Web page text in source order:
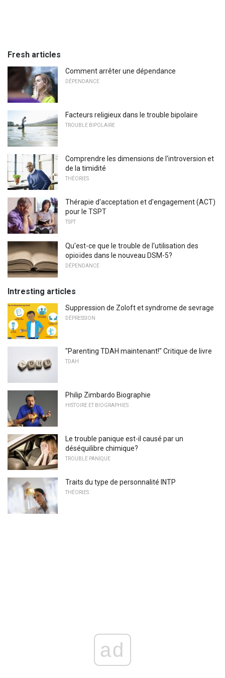
Fresh articles
Comment arrêter une dépendance
DÉPENDANCE
Facteurs religieux dans le trouble bipolaire
TROUBLE BIPOLAIRE
Comprendre les dimensions de l'introversion et
de la timidité
THÉORIES
Thérapie d'acceptation et d'engagement (ACT)
pour le TSPT
TSPT
Qu'est-ce que le trouble de l'utilisation des
opioïdes dans le nouveau DSM-5?
DÉPENDANCE
Intresting articles
Suppression de Zoloft et syndrome de sevrage
DÉPRESSION
"Parenting TDAH maintenant!" Critique de livre
TDAH
Philip Zimbardo Biographie
HISTOIRE ET BIOGRAPHIES
Le trouble panique est-il causé par un
déséquilibre chimique?
TROUBLE PANIQUE
Traits du type de personnalité INTP
THÉORIES
ad